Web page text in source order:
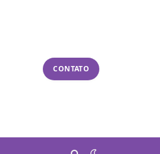
CONTATO